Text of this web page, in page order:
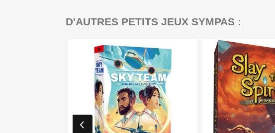
D'AUTRES PETITS JEUX SYMPAS :